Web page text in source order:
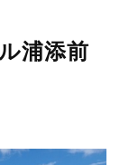
浦添前